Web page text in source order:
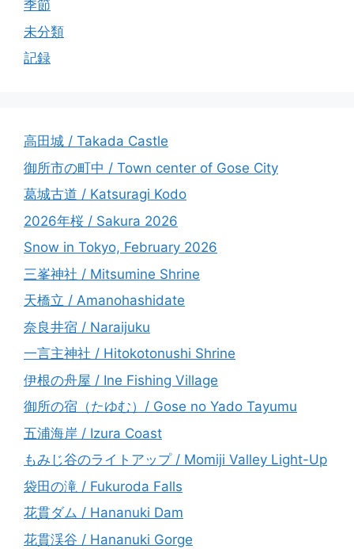
季節
未分類
記録
高田城 / Takada Castle
御所市の町中 / Town center of Gose City
葛城古道 / Katsuragi Kodo
2026年桜 / Sakura 2026
Snow in Tokyo, February 2026
三峯神社 / Mitsumine Shrine
天橋立 / Amanohashidate
奈良井宿 / Naraijuku
一言主神社 / Hitokotonushi Shrine
伊根の舟屋 / Ine Fishing Village
御所の宿（たゆむ）/ Gose no Yado Tayumu
五浦海岸 / Izura Coast
もみじ谷のライトアップ / Momiji Valley Light-Up
袋田の滝 / Fukuroda Falls
花貫ダム / Hananuki Dam
花貫渓谷 / Hananuki Gorge